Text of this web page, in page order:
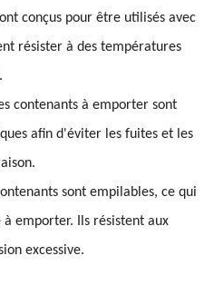
conçus pour être utilisés avec
résister à des températures
contenants à emporter sont
afin d'éviter les fuites et les
sont empilables, ce qui
emporter. Ils résistent aux
excessive.